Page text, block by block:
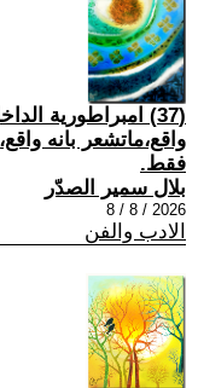
واقع،ماتشعر بانه
فقط.
بلال سمير الصدّر
2026 / 8 / 8
الادب والفن